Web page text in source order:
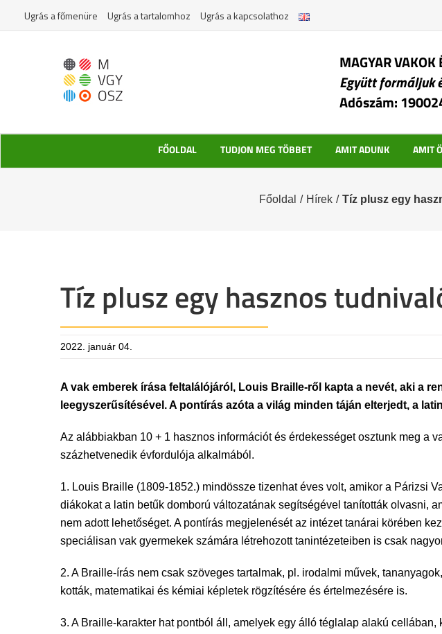
Ugrás a főmenüre Ugrás a tartalomhoz Ugrás a kapcsolathoz
MAGYAR VAKOK
Együtt formáljuk
Adószám:
FŐOLDAL TUDJON MEG TÖBBET AMIT ADUNK AMIT
Főoldal / Hírek / Tíz plusz egy
Tíz plusz egy hasznos
2022. január 04.
A vak emberek írása feltalálójáról, Louis Braille-ről kapta a nevét, aki a
leegyszerűsítésével. A pontírás azóta a világ minden táján elterjedt, a
Az alábbiakban 10 + 1 hasznos információt és érdekességet osztunk meg a
százhetvenedik évfordulója alkalmából.
1. Louis Braille (1809-1852.) mindössze tizenhat éves volt, amikor a Párizsi
diákokat a latin betűk domború változatának segítségével tanították olvasni,
nem adott lehetőséget. A pontírás megjelenését az intézet tanárai körében
speciálisan vak gyermekek számára létrehozott tanintézeteiben is csak
2. A Braille-írás nem csak szöveges tartalmak, pl. irodalmi művek,
kották, matematikai és kémiai képletek rögzítésére és értelmezésére is.
3. A Braille-karakter hat pontból áll, amelyek egy álló téglalap alakú